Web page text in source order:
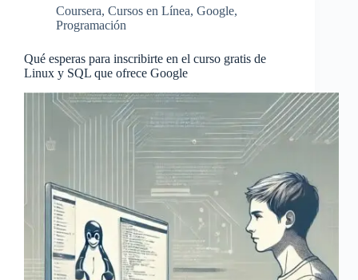
Coursera, Cursos en Línea, Google,
Programación
Qué esperas para inscribirte en el curso gratis de
Linux y SQL que ofrece Google